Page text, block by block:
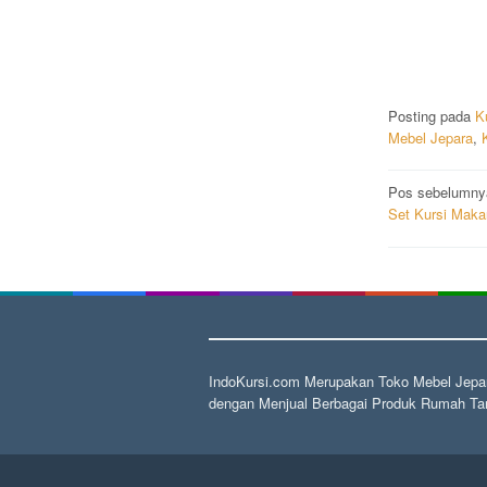
Posting pada
Mebel Jepara,
pos
Pos
Set Kursi
IndoKursi.com Merupakan Toko Mebel
dengan Menjual Berbagai Produk Rumah